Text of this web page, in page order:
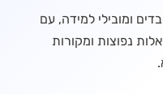
ומובילי למידה, עם
נפוצות ומקורות